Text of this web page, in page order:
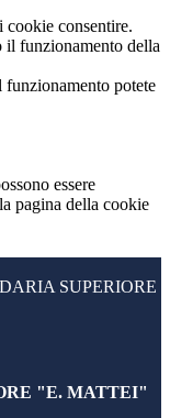
cookie consentire.
il funzionamento della
funzionamento potete
essere
pagina della cookie
SUPERIORE
"E. MATTEI"